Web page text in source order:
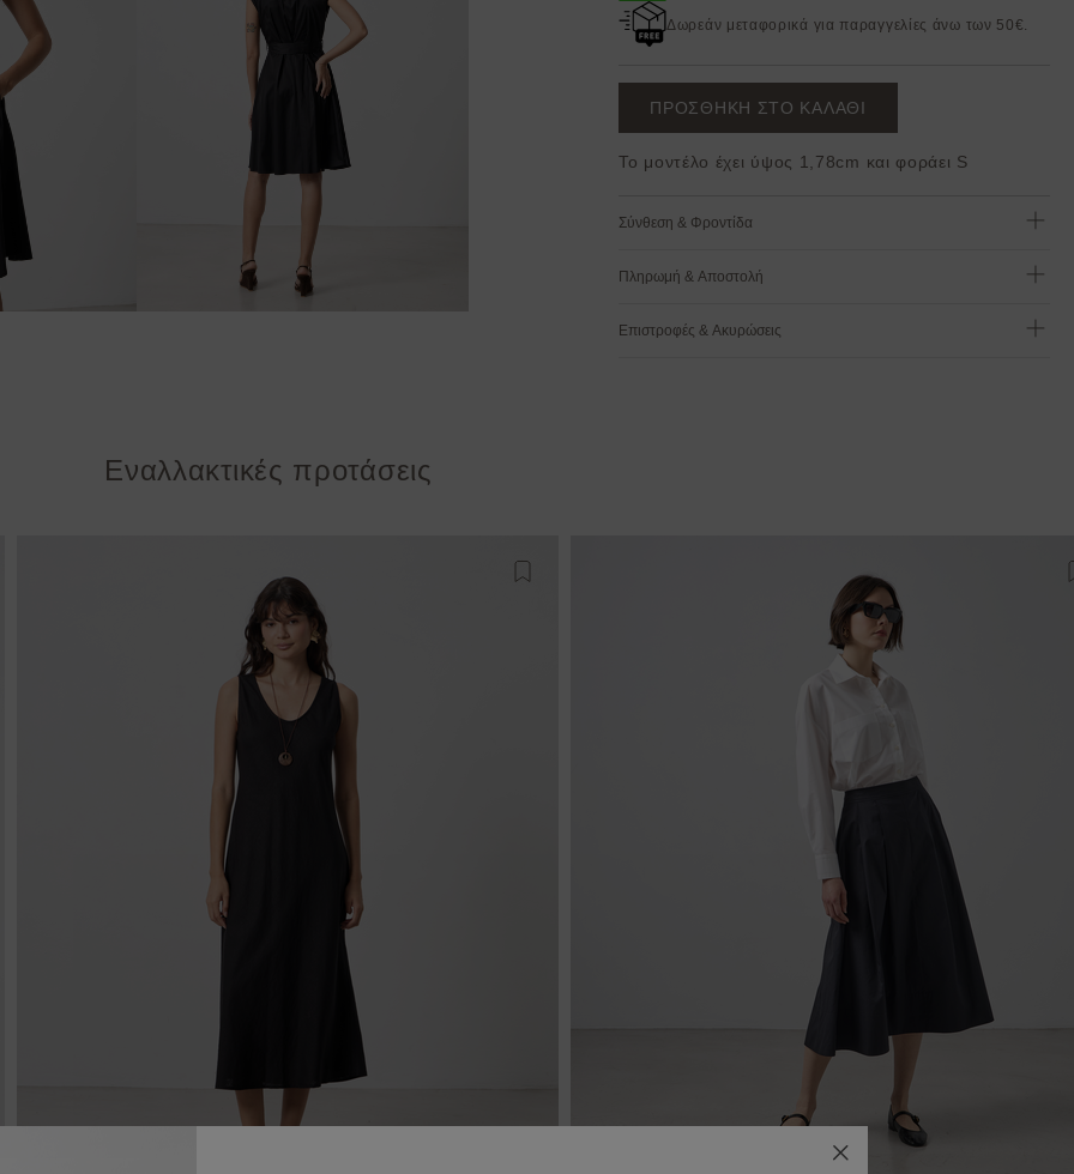
Δωρεάν μεταφορικά για παραγγελίες άνω των 50€.
ΠΡΟΣΘΗΚΗ ΣΤΟ ΚΑΛΑΘΙ
Το μοντέλο έχει ύψος 1,78cm και φοράει S
Σύνθεση & Φροντίδα
Πληρωμή & Αποστολή
Επιστροφές & Ακυρώσεις
Εναλλακτικές προτάσεις
Προσθήκη στη λίστα αγαπημένων